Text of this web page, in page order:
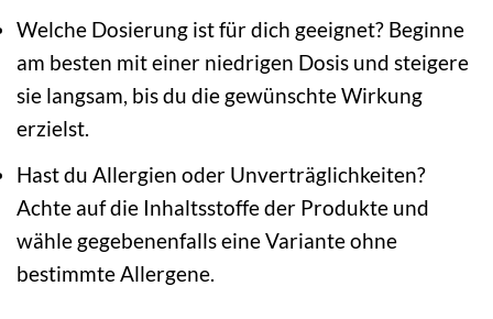
Welche Dosierung ist für dich geeignet? Beginne
am besten mit einer niedrigen Dosis und steigere
sie langsam, bis du die gewünschte Wirkung
erzielst.
Hast du Allergien oder Unverträglichkeiten?
Achte auf die Inhaltsstoffe der Produkte und
wähle gegebenenfalls eine Variante ohne
bestimmte Allergene.